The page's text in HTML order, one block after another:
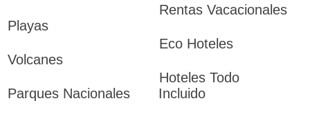
Playas
Volcanes
Parques Nacionales
Rentas Vacacionales
Eco Hoteles
Hoteles Todo
Incluido